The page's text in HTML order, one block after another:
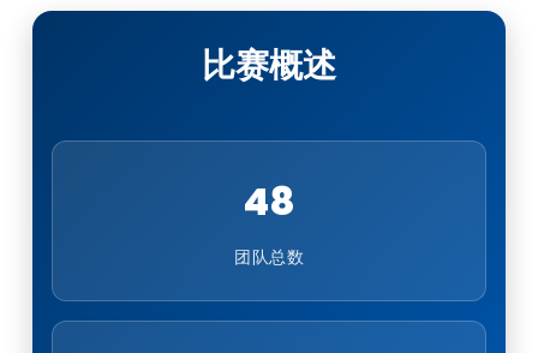
比赛概述
48
团队总数